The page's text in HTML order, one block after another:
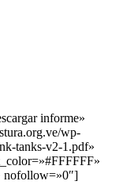
informe»
wp-
tanks-v2-1.pdf»
nofollow=»0″]